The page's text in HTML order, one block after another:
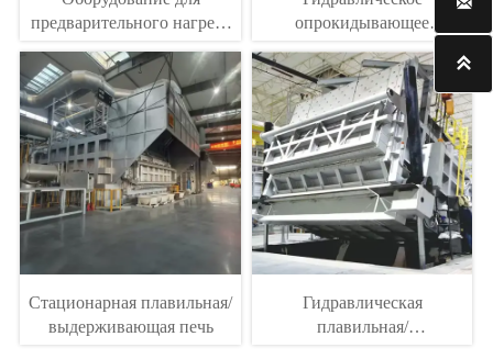
предварительного нагрева
ковша
опрокидывающее
перегрузочного ковша
Стационарная плавильная/
выдерживающая печь
Гидравлическая
плавильная/
